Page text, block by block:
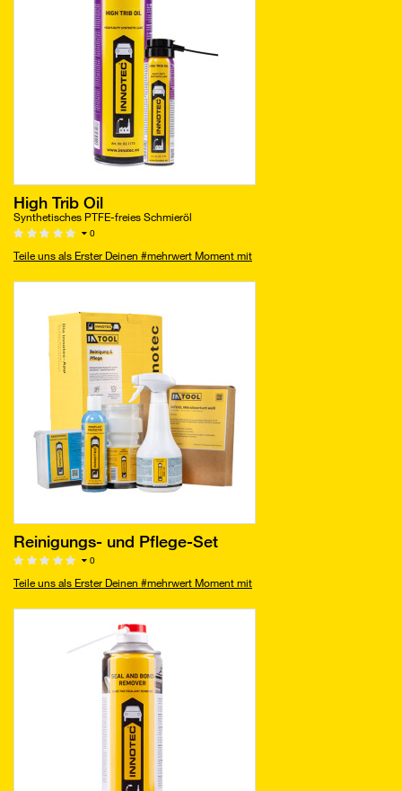
High Trib Oil
Synthetisches PTFE-freies Schmieröl
0
Teile uns als Erster Deinen #mehrwert Moment mit
Reinigungs- und Pflege-Set
0
Teile uns als Erster Deinen #mehrwert Moment mit